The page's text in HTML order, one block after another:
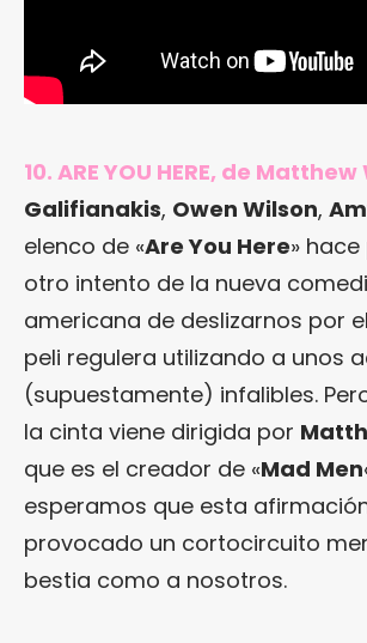
10. ARE YOU HERE, de
Galifianakis, Owen Wilson,
elenco de «Are You Here»
otro intento de la nueva
americana de deslizarnos por
peli regulera utilizando a unos
(supuestamente) infalibles.
la cinta viene dirigida por
que es el creador de «Mad Men
esperamos que esta
provocado un cortocircuito
bestia como a nosotros.